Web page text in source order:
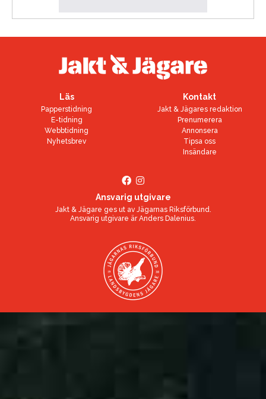
Läs
Papperstidning
E-tidning
Webbtidning
Nyhetsbrev
Kontakt
Jakt & Jägares redaktion
Prenumerera
Annonsera
Tipsa oss
Insändare
Ansvarig utgivare
Jakt & Jägare ges ut av Jägarnas Riksförbund.
Ansvarig utgivare ärAnders Dalenius.